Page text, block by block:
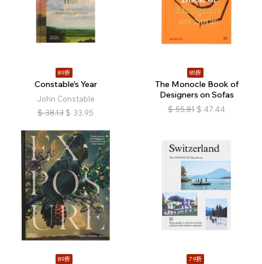
89折
Constable's Year
John Constable
$ 38.13 $ 33.95
85折
The Monocle Book of
Designers on Sofas
$ 55.81 $ 47.44
89折 79折